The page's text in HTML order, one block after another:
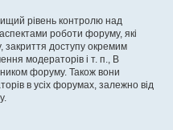
рівень контролю над
роботи форуму, які
доступу окремим
модераторів і т. п., В
форуму. Також вони
в усіх форумах, залежно від